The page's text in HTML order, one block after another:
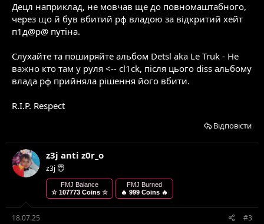
Децл наприклад, не мовчав ще до повномаштабного,
через що й був вбитий рф владою за відкритий хейт
п1д@р@ путіна.
Слухайте та поширяйте альбом Detsl aka Le Truk - Не
важно кто там у руля <-- cl1ck, після цього diss альбому
влада рф прийняла рішення його вбити.
R.I.P. Respect
Відповісти
z3j anti z0r_o
z3j 😇
FMJ Balance
☆ 107773 Coins ☆
FMJ Burned
🔥 999 Coins 🔥
18.07.25 #3